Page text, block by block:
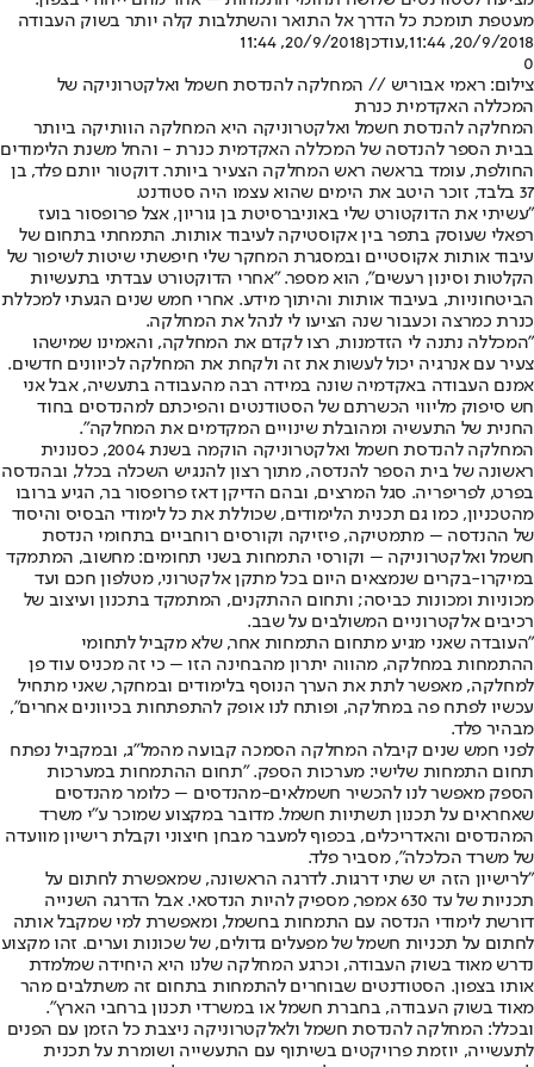
מעטפת תומכת כל הדרך אל התואר והשתלבות קלה יותר בשוק העבודה
20/9/2018, 11:44
,עודכן20/9/2018, 11:44
0
צילום: ראמי אבוריש // המחלקה להנדסת חשמל ואלקטרוניקה של
המכללה האקדמית כנרת
המחלקה להנדסת חשמל ואלקטרוניקה היא המחלקה הוותיקה ביותר
בבית הספר להנדסה של המכללה האקדמית כנרת - והחל משנת הלימודים
החולפת, עומד בראשה ראש המחלקה הצעיר ביותר. דוקטור יותם פלד, בן
37 בלבד, זוכר היטב את הימים שהוא עצמו היה סטודנט.
"עשיתי את הדוקטורט שלי באוניברסיטת בן גוריון, אצל פרופסור בועז
רפאלי שעוסק בתפר בין אקוסטיקה לעיבוד אותות. התמחתי בתחום של
עיבוד אותות אקוסטיים ובמסגרת המחקר שלי חיפשתי שיטות לשיפור של
הקלטות וסינון רעשים", הוא מספר. "אחרי הדוקטורט עבדתי בתעשיות
הביטחוניות, בעיבוד אותות והיתוך מידע. אחרי חמש שנים הגעתי למכללת
כנרת כמרצה וכעבור שנה הציעו לי לנהל את המחלקה.
"המכללה נתנה לי הזדמנות, רצו לקדם את המחלקה, והאמינו שמישהו
צעיר עם אנרגיה יכול לעשות את זה ולקחת את המחלקה לכיוונים חדשים.
אמנם העבודה באקדמיה שונה במידה רבה מהעבודה בתעשיה, אבל אני
חש סיפוק מליווי הכשרתם של הסטודנטים והפיכתם למהנדסים בחוד
החנית של התעשיה ומהובלת שינויים המקדמים את המחלקה".
המחלקה להנדסת חשמל ואלקטרוניקה הוקמה בשנת 2004, כסנונית
ראשונה של בית הספר להנדסה, מתוך רצון להנגיש השכלה בכלל, ובהנדסה
בפרט, לפריפריה. סגל המרצים, ובהם הדיקן דאז פרופסור בר, הגיע ברובו
מהטכניון, כמו גם תכנית הלימודים, שכוללת את כל לימודי הבסיס והיסוד
של ההנדסה – מתמטיקה, פיזיקה וקורסים רוחביים בתחומי הנדסת
חשמל ואלקטרוניקה – וקורסי התמחות בשני תחומים: מחשוב, המתמקד
במיקרו-בקרים שנמצאים היום בכל מתקן אלקטרוני, מטלפון חכם ועד
מכוניות ומכונות כביסה; ותחום ההתקנים, המתמקד בתכנון ועיצוב של
רכיבים אלקטרוניים המשולבים על שבב.
"העובדה שאני מגיע מתחום התמחות אחר, שלא מקביל לתחומי
ההתמחות במחלקה, מהווה יתרון מהבחינה הזו – כי זה מכניס עוד פן
למחלקה, מאפשר לתת את הערך הנוסף בלימודים ובמחקר, שאני מתחיל
עכשיו לפתח פה במחלקה, ופותח לנו אופק להתפתחות בכיוונים אחרים",
מבהיר פלד.
לפני חמש שנים קיבלה המחלקה הסמכה קבועה מהמל"ג, ובמקביל נפתח
תחום התמחות שלישי: מערכות הספק. "תחום ההתמחות במערכות
הספק מאפשר לנו להכשיר חשמלאים-מהנדסים – כלומר מהנדסים
שאחראים על תכנון תשתיות חשמל. מדובר במקצוע שמוכר ע"י משרד
המהנדסים והאדריכלים, בכפוף למעבר מבחן חיצוני וקבלת רישיון מוועדה
של משרד הכלכלה", מסביר פלד.
"לרישיון הזה יש שתי דרגות. לדרגה הראשונה, שמאפשרת לחתום על
תכניות של עד 630 אמפר, מספיק להיות הנדסאי. אבל הדרגה השנייה
דורשת לימודי הנדסה עם התמחות בחשמל, ומאפשרת למי שמקבל אותה
לחתום על תכניות חשמל של מפעלים גדולים, של שכונות וערים. זהו מקצוע
נדרש מאוד בשוק העבודה, וכרגע המחלקה שלנו היא היחידה שמלמדת
אותו בצפון. הסטודנטים שבוחרים להתמחות בתחום זה משתלבים מהר
מאוד בשוק העבודה, בחברת חשמל או במשרדי תכנון ברחבי הארץ".
ובכלל: המחלקה להנדסת חשמל ולאלקטרוניקה ניצבת כל הזמן עם הפנים
לתעשייה, יוזמת פרויקטים בשיתוף עם התעשייה ושומרת על תכנית